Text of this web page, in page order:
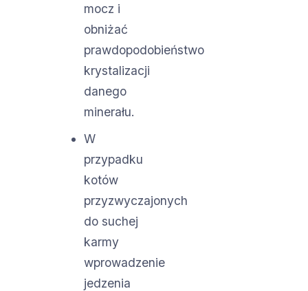
mocz i
obniżać
prawdopodobieństwo
krystalizacji
danego
minerału.
W
przypadku
kotów
przyzwyczajonych
do suchej
karmy
wprowadzenie
jedzenia